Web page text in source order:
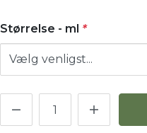
Størrelse - ml *